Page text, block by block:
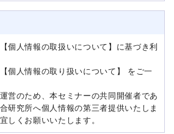
個人情報の取扱いについて】に基づき利
個人情報の取り扱いについて】 をご一
営のため、本セミナーの共同開催者であ
研究所へ個人情報の第三者提供いたしま
しくお願いいたします。